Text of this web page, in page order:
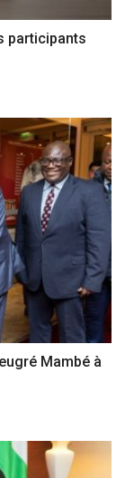
participants
Mambé à